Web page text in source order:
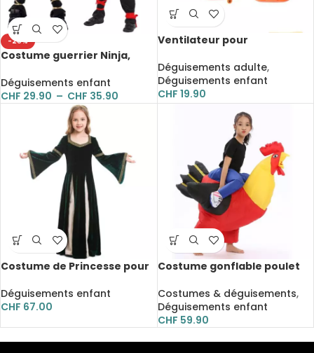
-28%
Costume guerrier Ninja,
Déguisements enfant
CHF 29.90 – CHF 35.90
Ventilateur pour
USB
Déguisements adulte,
Déguisements enfant
CHF 19.90
Costume de Princesse pour
accessoire
Déguisements enfant
CHF 67.00
Costume gonflable poulet
Costumes & déguisements,
Déguisements enfant
CHF 59.90